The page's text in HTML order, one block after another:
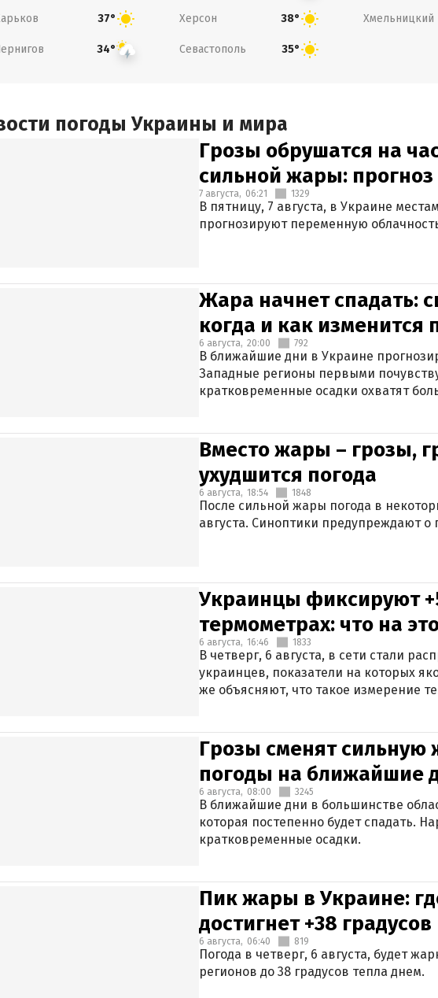
37° Херсон 38° Хмельницкий
34° Севастополь 35°
погоды Украины и мира
Грозы обрушатся на
сильной жары: прогноз
7 августа, 06:21 1329
В пятницу, 7 августа, в Украине
прогнозируют переменную
Жара начнет спадать:
когда и как изменится
6 августа, 20:00 792
В ближайшие дни в Украине
Западные регионы первыми
кратковременные осадки охватят
Вместо жары – грозы,
ухудшится погода
6 августа, 18:54 1848
После сильной жары погода в
августа. Синоптики предупреждают о
Украинцы фиксируют
термометрах: что на
6 августа, 16:46 1833
В четверг, 6 августа, в сети стали
украинцев, показатели на которых
же объясняют, что такое измерение
Грозы сменят сильную
погоды на ближайшие
6 августа, 08:00 3245
В ближайшие дни в большинстве
которая постепенно будет спадать.
кратковременные осадки.
Пик жары в Украине:
достигнет +38 градусов
6 августа, 06:40 819
Погода в четверг, 6 августа, будет
регионов до 38 градусов тепла днем.